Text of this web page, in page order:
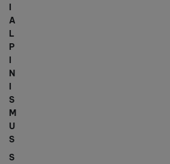
I
A
L
P
I
N
I
S
M
U
S
S